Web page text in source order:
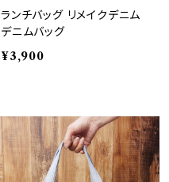
ランチバッグ リメイクデニム
デニムバッグ
¥3,900